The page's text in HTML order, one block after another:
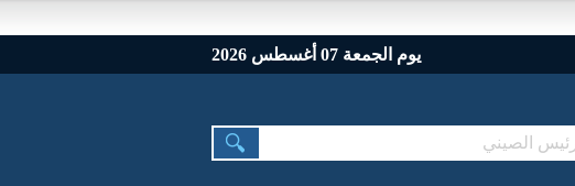
يوم الجمعة 07 أغسطس 2026